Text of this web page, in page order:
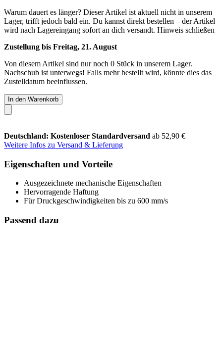
Warum dauert es länger? Dieser Artikel ist aktuell nicht in unserem
Lager, trifft jedoch bald ein. Du kannst direkt bestellen – der Artikel
wird nach Lagereingang sofort an dich versandt. Hinweis schließen
Zustellung bis Freitag, 21. August
Von diesem Artikel sind nur noch 0 Stück in unserem Lager.
Nachschub ist unterwegs! Falls mehr bestellt wird, könnte dies das
Zustelldatum beeinflussen.
In den Warenkorb
Deutschland: Kostenloser Standardversand ab 52,90 €
Weitere Infos zu Versand & Lieferung
Eigenschaften und Vorteile
Ausgezeichnete mechanische Eigenschaften
Hervorragende Haftung
Für Druckgeschwindigkeiten bis zu 600 mm/s
Passend dazu